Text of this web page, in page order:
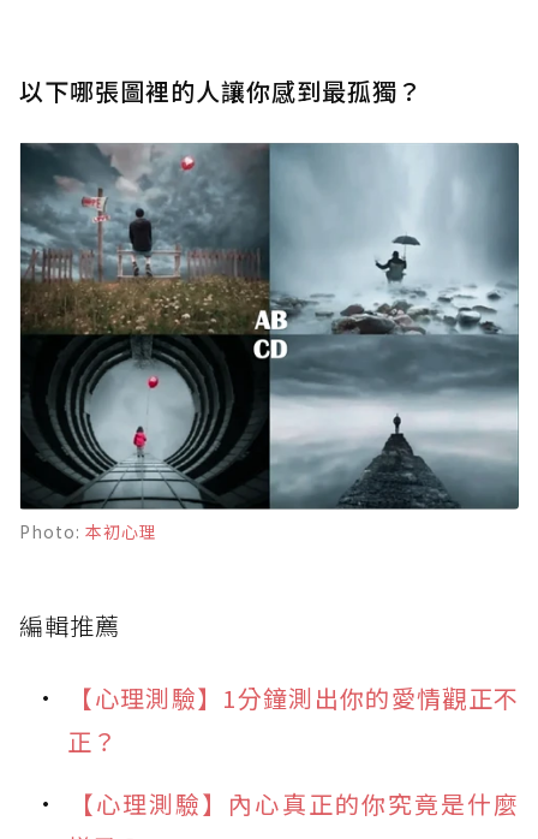
以下哪張圖裡的人讓你感到最孤獨？
Photo: 本初心理
編輯推薦
【心理測驗】1分鐘測出你的愛情觀正不
正？
【心理測驗】內心真正的你究竟是什麼